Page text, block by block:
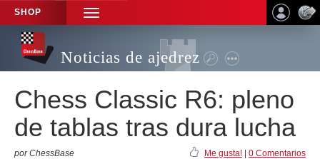
SHOP
TOGGLE
NAVIGATION
Noticias de ajedrez
Chess Classic R6: pleno
de tablas tras dura lucha
por ChessBase Me gusta! 0 Comentarios